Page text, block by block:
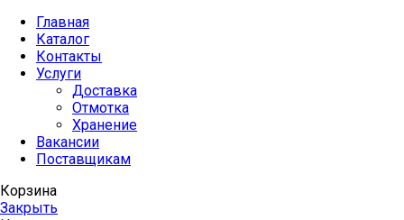
Главная
Каталог
Контакты
Услуги
Доставка
Отмотка
Хранение
Вакансии
Поставщикам
Корзина
Закрыть